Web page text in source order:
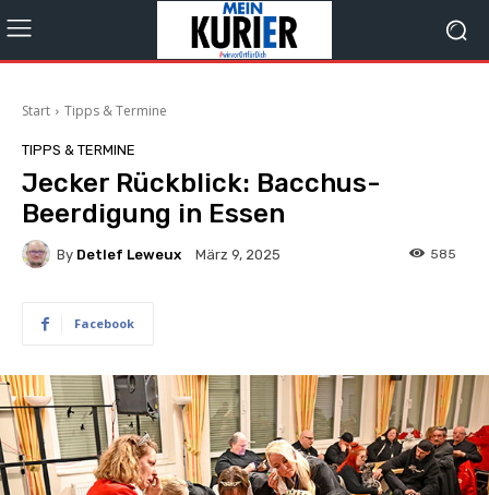
Start Tipps & Termine
TIPPS & TERMINE
Jecker Rückblick: Bacchus-
Beerdigung in Essen
By Detlef Leweux März 9, 2025 585
Facebook